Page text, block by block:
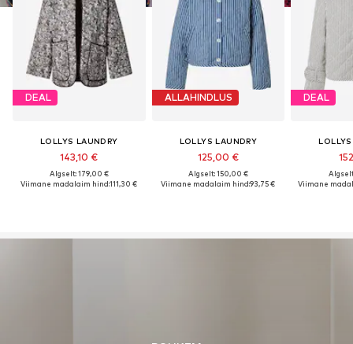
DEAL
LOLLYS LAUNDRY
143,10 €
Algselt: 179,00 €
Viimane madalaim hind:111,30 €
ALLAHINDLUS
LOLLYS LAUNDRY
125,00 €
Algselt: 150,00 €
Viimane madalaim hind:93,75 €
DEAL
Viimane